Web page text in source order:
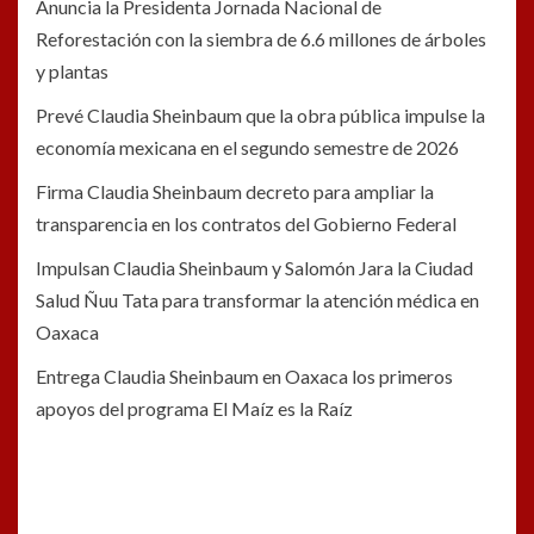
Anuncia la Presidenta Jornada Nacional de
Reforestación con la siembra de 6.6 millones de árboles
y plantas
Prevé Claudia Sheinbaum que la obra pública impulse la
economía mexicana en el segundo semestre de 2026
Firma Claudia Sheinbaum decreto para ampliar la
transparencia en los contratos del Gobierno Federal
Impulsan Claudia Sheinbaum y Salomón Jara la Ciudad
Salud Ñuu Tata para transformar la atención médica en
Oaxaca
Entrega Claudia Sheinbaum en Oaxaca los primeros
apoyos del programa El Maíz es la Raíz